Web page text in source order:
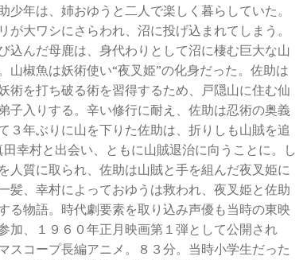
少年は、姉おゆうと二人で楽しく暮らしていた。
が大ワシにさらわれ、沼に投げ込まれてしまう。
込んだ母鹿は、身代わりとして沼に棲む巨大な山
椒魚は妖術使い“夜叉姫”の化身だった。 佐助は
術を打ち破る術を習得するため、戸隠山に住む仙
子入りする。辛い修行に耐え、佐助は忍術の奥義
３年ぶりに山を下りた佐助は、折りしも山賊を追
田幸村と出会い、ともに山賊退治に向うことに。し
人質に取られ、佐助は山賊と手を組んだ夜叉姫に
髪、幸村によっておゆうは救われ、夜叉姫と佐助
る物語。時代劇要素を取り込み声優も当時の東映
加、１９６０年正月映画第１弾として公開され
スコープ長編アニメ。８３分。当時小学生だった